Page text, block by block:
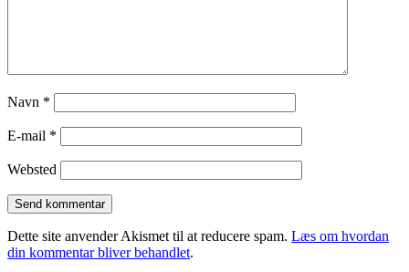
Navn *
E-mail *
Websted
Dette site anvender Akismet til at reducere spam. Læs om hvordan
din kommentar bliver behandlet.